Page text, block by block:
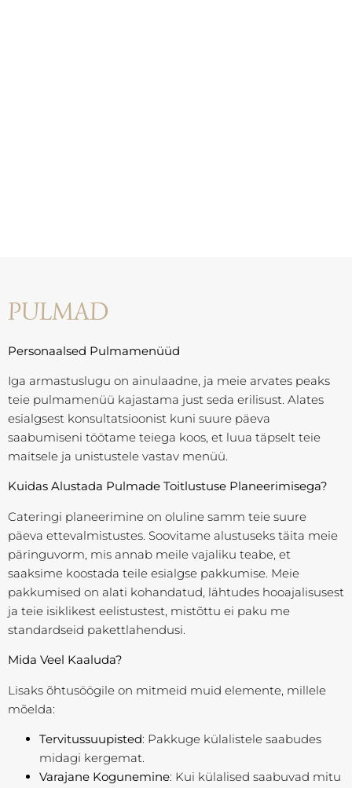
PULMAD
Personaalsed Pulmamenüüd
Iga armastuslugu on ainulaadne, ja meie arvates peaks
teie pulmamenüü kajastama just seda erilisust. Alates
esialgsest konsultatsioonist kuni suure päeva
saabumiseni töötame teiega koos, et luua täpselt teie
maitsele ja unistustele vastav menüü.
Kuidas Alustada Pulmade Toitlustuse Planeerimisega?
Cateringi planeerimine on oluline samm teie suure
päeva ettevalmistustes. Soovitame alustuseks täita meie
päringuvorm, mis annab meile vajaliku teabe, et
saaksime koostada teile esialgse pakkumise. Meie
pakkumised on alati kohandatud, lähtudes hooajalisusest
ja teie isiklikest eelistustest, mistõttu ei paku me
standardseid pakettlahendusi.
Mida Veel Kaaluda?
Lisaks õhtusöögile on mitmeid muid elemente, millele
mõelda:
Tervitussuupisted: Pakkuge külalistele saabudes
midagi kergemat.
Varajane Kogunemine: Kui külalised saabuvad mitu